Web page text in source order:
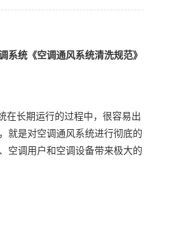
统《空调通风系统清洗规范》
在长期运行的过程中，很容易出
就是对空调通风系统进行彻底的
空调用户和空调设备带来极大的